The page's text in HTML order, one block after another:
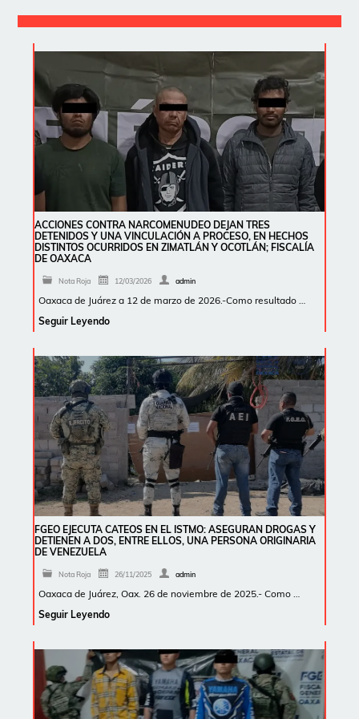
ACCIONES CONTRA NARCOMENUDEO DEJAN TRES
DETENIDOS Y UNA VINCULACIÓN A PROCESO, EN HECHOS
DISTINTOS OCURRIDOS EN ZIMATLÁN Y OCOTLÁN; FISCALÍA
DE OAXACA
Nota Roja 12/03/2026 admin
Oaxaca de Juárez a 12 de marzo de 2026.-Como resultado …
Seguir Leyendo
FGEO EJECUTA CATEOS EN EL ISTMO: ASEGURAN DROGAS Y
DETIENEN A DOS, ENTRE ELLOS, UNA PERSONA ORIGINARIA
DE VENEZUELA
Nota Roja 26/11/2025 admin
Oaxaca de Juárez, Oax. 26 de noviembre de 2025.- Como …
Seguir Leyendo